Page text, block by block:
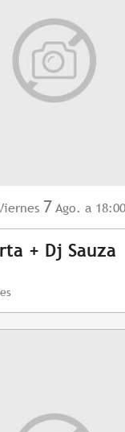
7 Ago. a 18:00
+ Dj Sauza